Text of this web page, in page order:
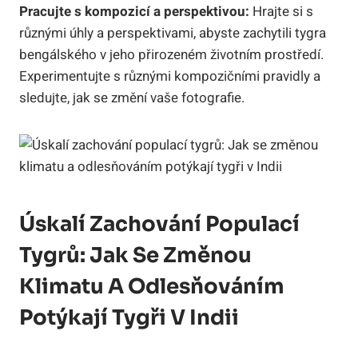
Pracujte s kompozicí a perspektivou: Hrajte si s
různými úhly a perspektivami, abyste zachytili tygra
bengálského v jeho přirozeném životním prostředí.
Experimentujte s různými kompozičními pravidly a
sledujte, jak se změní vaše fotografie.
Úskalí Zachování Populací
Tygrů: Jak Se Změnou
Klimatu A Odlesňováním
Potýkají Tygři V Indii